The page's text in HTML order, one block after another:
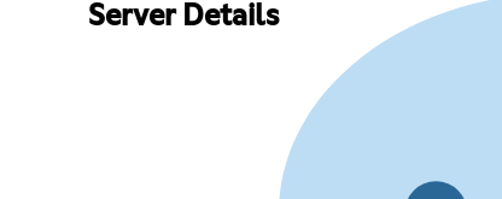
Server Details